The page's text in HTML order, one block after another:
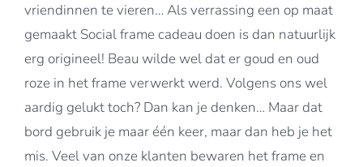
vriendinnen te vieren… Als verrassing een op maat
gemaakt Social frame cadeau doen is dan natuurlijk
erg origineel! Beau wilde wel dat er goud en oud
roze in het frame verwerkt werd. Volgens ons wel
aardig gelukt toch? Dan kan je denken… Maar dat
bord gebruik je maar één keer, maar dan heb je het
mis. Veel van onze klanten bewaren het frame en